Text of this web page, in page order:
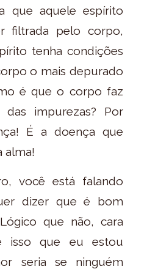
que aquele espírito
filtrada pelo corpo,
tenha condições
o mais depurado
é que o corpo faz
das impurezas? Por
É a doença que
alma!
você está falando
dizer que é bom
que não, cara
isso que eu estou
seria se ninguém